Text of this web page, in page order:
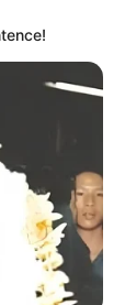
sa
Elle a
” où elle
des